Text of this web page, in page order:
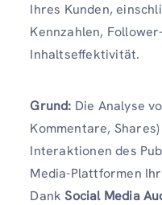
Ihres Kunden,
Kennzahlen,
Inhaltseffektivität.
Grund: Die Analyse
Kommentare,
Interaktionen des
Media-Plattformen
DankSocial Media